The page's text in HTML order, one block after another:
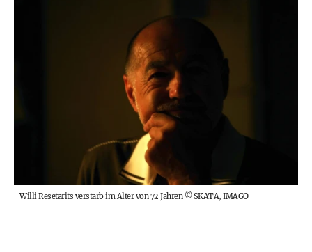
Willi Resetarits verstarb im Alter von 72 Jahren©SKATA, IMAGO